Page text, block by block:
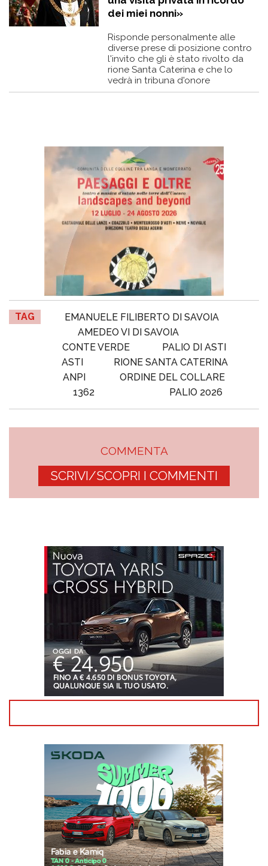
dei miei nonni»
Risponde personalmente alle
diverse prese di posizione contro
l'invito che gli è stato rivolto da
rione Santa Caterina e che lo
vedrà in tribuna d'onore
TAG
EMANUELE FILIBERTO DI SAVOIA
AMEDEO VI DI SAVOIA
CONTE VERDE
PALIO DI ASTI
ASTI
RIONE SANTA CATERINA
ANPI
ORDINE DEL COLLARE
1362
PALIO 2026
COMMENTA
SCRIVI/SCOPRI I COMMENTI